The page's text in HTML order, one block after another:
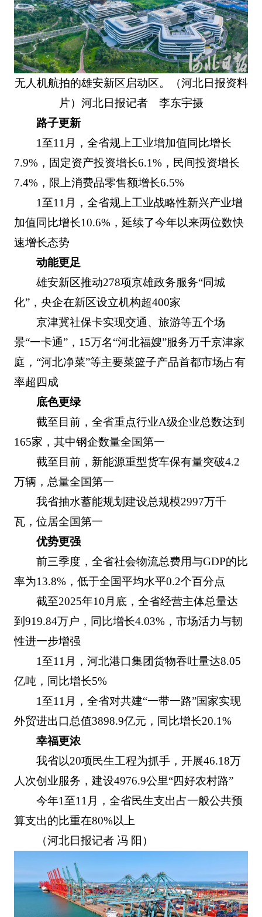
无人机航拍的雄安新区启动区。（河北日报资料
片）河北日报记者 李东宇摄
路子更新
1至11月，全省规上工业增加值同比增长
7.9%，固定资产投资增长6.1%，民间投资增长
7.4%，限上消费品零售额增长6.5%
1至11月，全省规上工业战略性新兴产业增
加值同比增长10.6%，延续了今年以来两位数快
速增长态势
动能更足
雄安新区推动278项京雄政务服务“同城
化”，央企在新区设立机构超400家
京津冀社保卡实现交通、旅游等五个场
景“一卡通”，15万名“河北福嫂”服务万千京津家
庭，“河北净菜”等主要菜篮子产品首都市场占有
率超四成
底色更绿
截至目前，全省重点行业A级企业总数达到
165家，其中钢企数量全国第一
截至目前，新能源重型货车保有量突破4.2
万辆，总量全国第一
我省抽水蓄能规划建设总规模2997万千
瓦，位居全国第一
优势更强
前三季度，全省社会物流总费用与GDP的比
率为13.8%，低于全国平均水平0.2个百分点
截至2025年10月底，全省经营主体总量达
到919.84万户，同比增长4.03%，市场活力与韧
性进一步增强
1至11月，河北港口集团货物吞吐量达8.05
亿吨，同比增长5%
1至11月，全省对共建“一带一路”国家实现
外贸进出口总值3898.9亿元，同比增长20.1%
幸福更浓
我省以20项民生工程为抓手，开展46.18万
人次创业服务，建设4976.9公里“四好农村路”
今年1至11月，全省民生支出占一般公共预
算支出的比重在80%以上
（河北日报记者 冯 阳）